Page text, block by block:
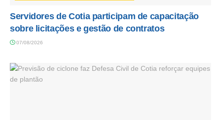
Servidores de Cotia participam de capacitação
sobre licitações e gestão de contratos
07/08/2026